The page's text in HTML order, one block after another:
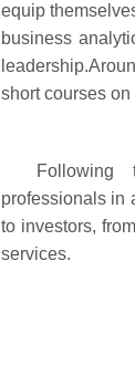
equip
business
short courses
professionals in
to investors,
services.